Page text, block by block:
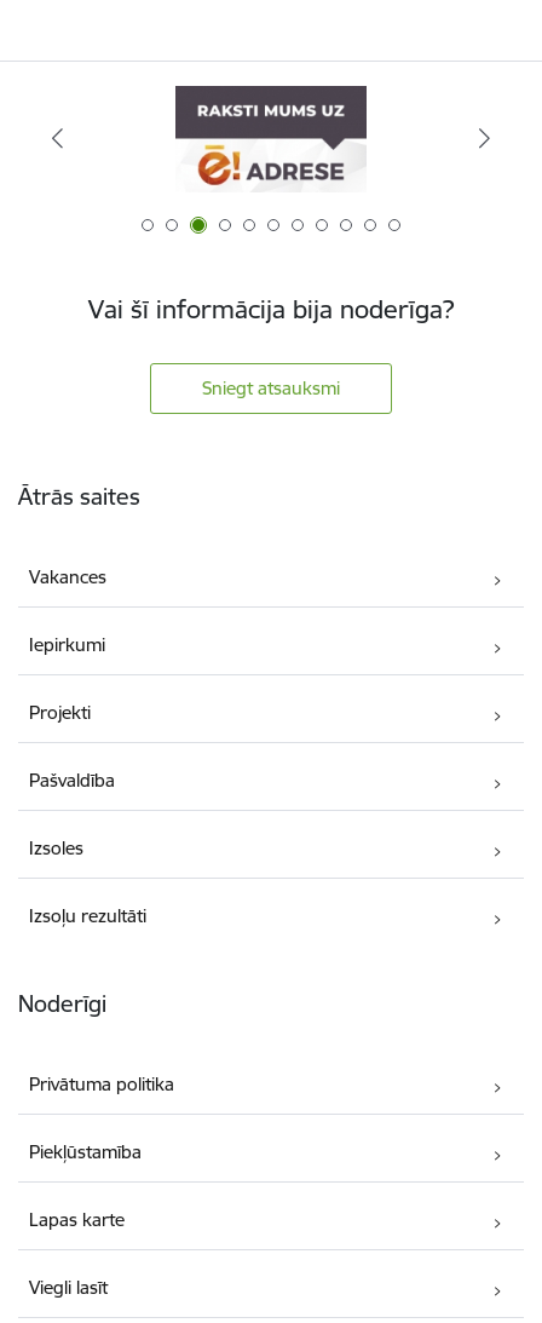
Vai šī informācija bija noderīga?
Sniegt atsauksmi
Ātrās saites
Vakances
Iepirkumi
Projekti
Pašvaldība
Izsoles
Izsoļu rezultāti
Noderīgi
Privātuma politika
Piekļūstamība
Lapas karte
Viegli lasīt